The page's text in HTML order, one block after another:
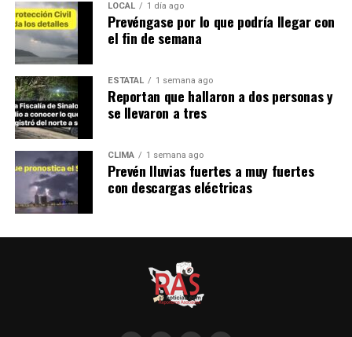
LOCAL 1 día ago
Prevéngase por lo que podría llegar con
el fin de semana
ESTATAL 1 semana ago
Reportan que hallaron a dos personas y
se llevaron a tres
CLIMA 1 semana ago
Prevén lluvias fuertes a muy fuertes
con descargas eléctricas